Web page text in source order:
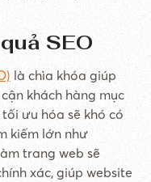
SEO
là chìa khóa giúp
khách hàng mục
ưu hóa sẽ khó có
kiếm lớn như
trang web sẽ
xác, giúp website